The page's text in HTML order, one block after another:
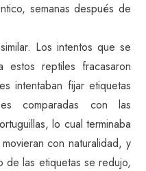
semanas después de
Los intentos que se
reptiles fracasaron
intentaban fijar etiquetas
comparadas con las
lo cual terminaba
con naturalidad, y
de las etiquetas se redujo,